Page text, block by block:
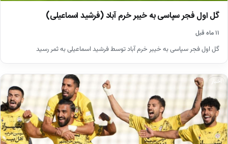
گل اول فجر سپاسی به خیبر خرم آباد (فرشید اسماعیلی)
۱۱ ماه قبل
گل اول فجر سپاسی به خیبر خرم آباد توسط فرشید اسماعیلی به ثمر رسید
اخبار